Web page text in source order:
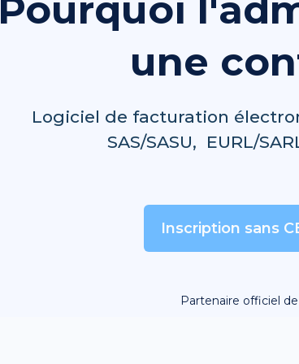
Pourquoi
une
Logiciel de facturation
SAS/SASU, EURL/
Inscription sans
Partenaire officiel